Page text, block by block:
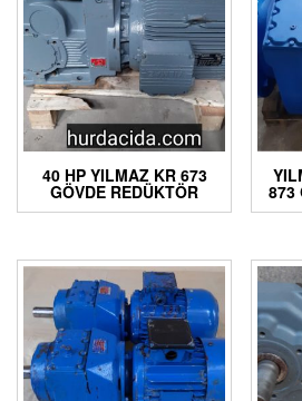
40 HP YILMAZ KR 673
GÖVDE REDÜKTÖR 873